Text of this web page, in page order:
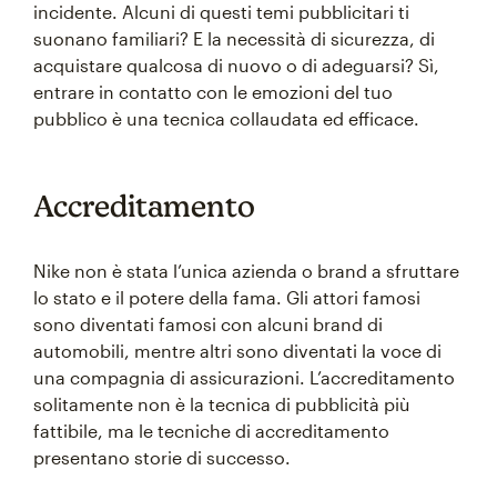
incidente. Alcuni di questi temi pubblicitari ti
suonano familiari? E la necessità di sicurezza, di
acquistare qualcosa di nuovo o di adeguarsi? Sì,
entrare in contatto con le emozioni del tuo
pubblico è una tecnica collaudata ed efficace.
Accreditamento
Nike non è stata l’unica azienda o brand a sfruttare
lo stato e il potere della fama. Gli attori famosi
sono diventati famosi con alcuni brand di
automobili, mentre altri sono diventati la voce di
una compagnia di assicurazioni. L’accreditamento
solitamente non è la tecnica di pubblicità più
fattibile, ma le tecniche di accreditamento
presentano storie di successo.